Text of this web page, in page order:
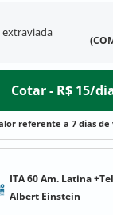
extraviada
Cotar - R$ 15/
referente a 7 dias de
ITA 60 Am. Latina
Albert Einstein